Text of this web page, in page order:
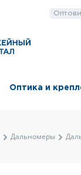
Оптика и
Дальномеры